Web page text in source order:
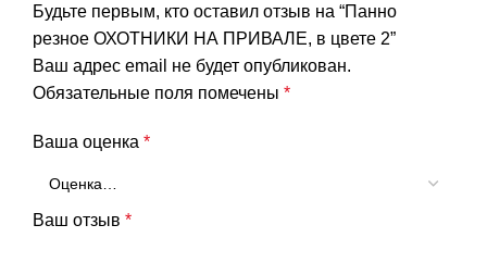
Будьте первым, кто оставил отзыв на “Панно
резное ОХОТНИКИ НА ПРИВАЛЕ, в цвете 2”
Ваш адрес email не будет опубликован.
Обязательные поля помечены *
Ваша оценка *
Ваш отзыв *